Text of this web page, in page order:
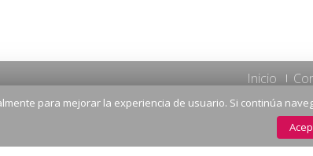
Inicio
PÁGINA
para mejorar la experiencia de usuario. Si continúa